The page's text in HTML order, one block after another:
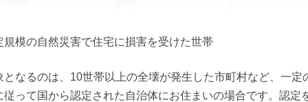
規模の自然災害で住宅に損害を受けた世帯
となるのは、10世帯以上の全壊が発生した市町村など、一定
従って国から認定された自治体にお住まいの場合です。認定